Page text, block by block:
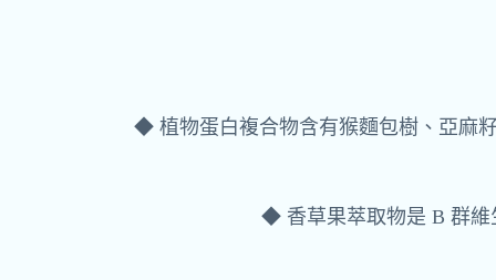
◆ 植物蛋白複合物含有猴麵包樹、亞麻
◆ 香草果萃取物是 B 群維